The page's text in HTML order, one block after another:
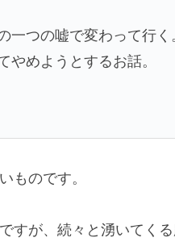
つの嘘で変わって行く
やめようとするお話。
ものです。
すが、続々と湧いてく